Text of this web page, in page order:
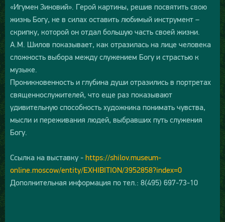
«Игумен Зиновий». Герой картины, решив посвятить свою
жизнь Богу, не в силах оставить любимый инструмент –
скрипку, которой он отдал большую часть своей жизни.
А.М. Шилов показывает, как отразилась на лице человека
сложность выбора между служением Богу и страстью к
музыке.
Проникновенность и глубина души отразились в портретах
священнослужителей, что еще раз показывают
удивительную способность художника понимать чувства,
мысли и переживания людей, выбравших путь служения
Богу.
Ссылка на выставку - https://shilov.museum-
online.moscow/entity/EXHIBITION/3952858?index=0
Дополнительная информация по тел.: 8(495) 697-73-10